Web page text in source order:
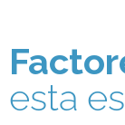
esta